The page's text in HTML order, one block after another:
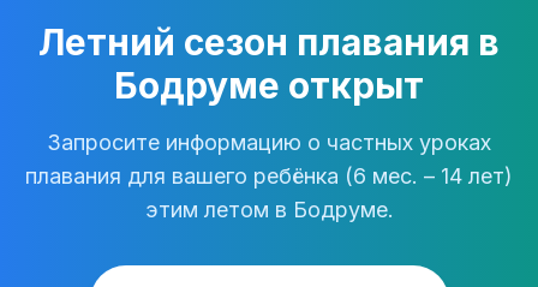
Летний сезон плавания в
Бодруме открыт
Запросите информацию о частных уроках
плавания для вашего ребёнка (6 мес. – 14 лет)
этим летом в Бодруме.